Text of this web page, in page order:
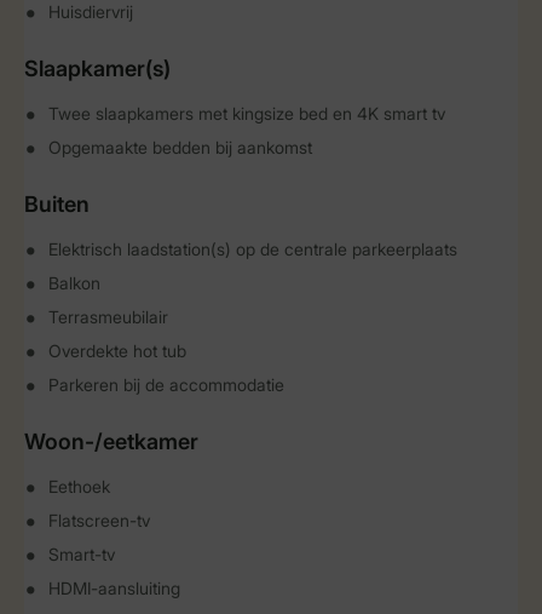
Huisdiervrij
Slaapkamer(s)
Twee slaapkamers met kingsize bed en 4K smart tv
Opgemaakte bedden bij aankomst
Buiten
Elektrisch laadstation(s) op de centrale parkeerplaats
Balkon
Terrasmeubilair
Overdekte hot tub
Parkeren bij de accommodatie
Woon-/eetkamer
Eethoek
Flatscreen-tv
Smart-tv
HDMI-aansluiting